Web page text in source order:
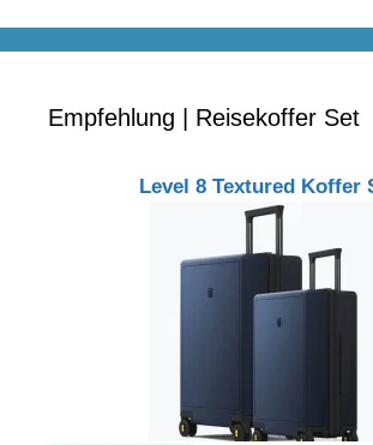
Empfehlung | Reisekoffer Set
Level 8 Textured Koffer